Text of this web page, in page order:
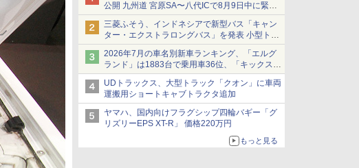
公開 九州道 宮原SA〜八代ICで8月9日中に緊急
車両を通行可能に
三菱ふそう、インドネシアで新型バス「キャン
ター・エクストラロングバス」を発表 小型トラ
ックベースの観光・旅客輸送向けバス
2026年7月の車名別新車ランキング、「エルグ
ランド」は1883台で乗用車36位、「キックス」
は2591台で27位に
UDトラックス、大型トラック「クオン」に車両
運搬用ショートキャブトラクタ追加
ヤマハ、国内向けフラグシップ四輪バギー「グ
リズリーEPS XT-R」 価格220万円
もっと見る